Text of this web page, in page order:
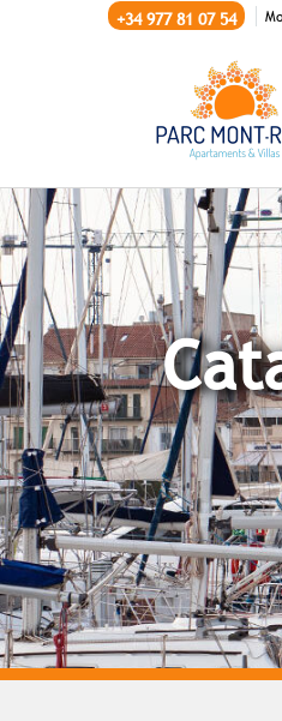
+34 977 81 07 54